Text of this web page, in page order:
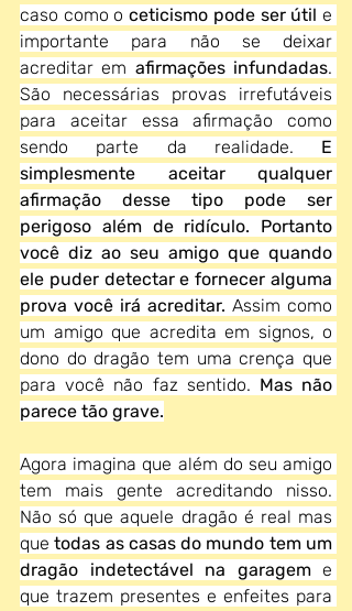
caso como o ceticismo pode ser útil e
importante para não se deixar
acreditar em afirmações infundadas.
São necessárias provas irrefutáveis
para aceitar essa afirmação como
sendo parte da realidade. E
simplesmente aceitar qualquer
afirmação desse tipo pode ser
perigoso além de ridículo. Portanto
você diz ao seu amigo que quando
ele puder detectar e fornecer alguma
prova você irá acreditar. Assim como
um amigo que acredita em signos, o
dono do dragão tem uma crença que
para você não faz sentido. Mas não
parece tão grave.
Agora imagina que além do seu amigo
tem mais gente acreditando nisso.
Não só que aquele dragão é real mas
que todas as casas do mundo tem um
dragão indetectável na garagem e
que trazem presentes e enfeites para